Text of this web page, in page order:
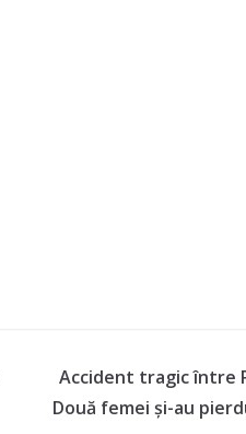
Accident tragic între
Două femei și-au